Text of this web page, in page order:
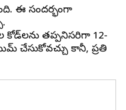
ఈ సందర్భంగా
తప్పనిసరిగా 12-
చేసుకోవచ్చు కానీ, ప్రతి